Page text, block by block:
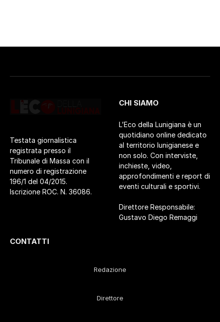
Testata giornalistica
registrata presso il
Tribunale di Massa con il
numero di registrazione
196/1 del 04/2015.
Iscrizione ROC. N. 36086.
CHI SIAMO
L’Eco della Lunigiana è un
quotidiano online dedicato
al territorio lunigianese e
non solo. Con interviste,
inchieste, video,
approfondimenti e report di
eventi culturali e sportivi.
Direttore Responsabile:
Gustavo Diego Remaggi
CONTATTI
Redazione
Direttore